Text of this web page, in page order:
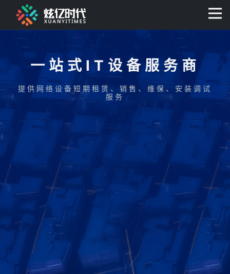
一站式IT设备服务商
提供网络设备短期租赁、销售、维保、安装调试
服务